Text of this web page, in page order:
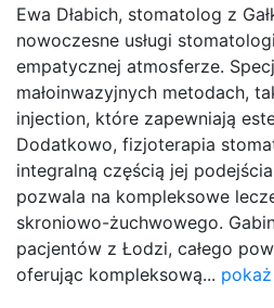
Ewa Dłabich, stomatolog z
nowoczesne usługi
empatycznej atmosferze.
małoinwazyjnych metodach,
injection, które zapewniają
Dodatkowo, fizjoterapia
integralną częścią jej
pozwala na kompleksowe
skroniowo-żuchwowego.
pacjentów z Łodzi, całego
oferując kompleksową...